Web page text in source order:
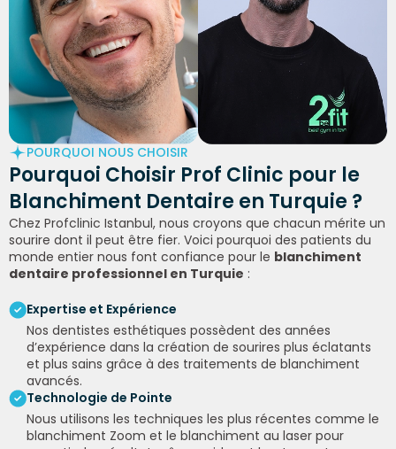
POURQUOI NOUS CHOISIR
Pourquoi Choisir Prof Clinic pour le
Blanchiment Dentaireen Turquie ?
Chez Profclinic Istanbul, nous croyons que chacun mérite un
sourire dont il peut être fier. Voici pourquoi des patients du
monde entier nous font confiance pour le blanchiment
dentaire professionnel en Turquie :
Expertise et Expérience
Nos dentistes esthétiques possèdent des années
d’expérience dans la création de sourires plus éclatants
et plus sains grâce à des traitements de blanchiment
avancés.
Technologie de Pointe
Nous utilisons les techniques les plus récentes comme le
blanchiment Zoom et le blanchiment au laser pour